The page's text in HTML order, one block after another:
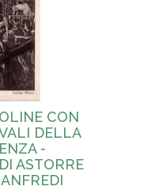
CON
DELLA
-
ASTORRE